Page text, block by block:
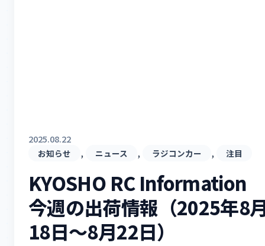
2025.08.22
お知らせ , ニュース , ラジコンカー , 注目
KYOSHO RC Information
今週の出荷情報（2025年8
18日～8月22日）